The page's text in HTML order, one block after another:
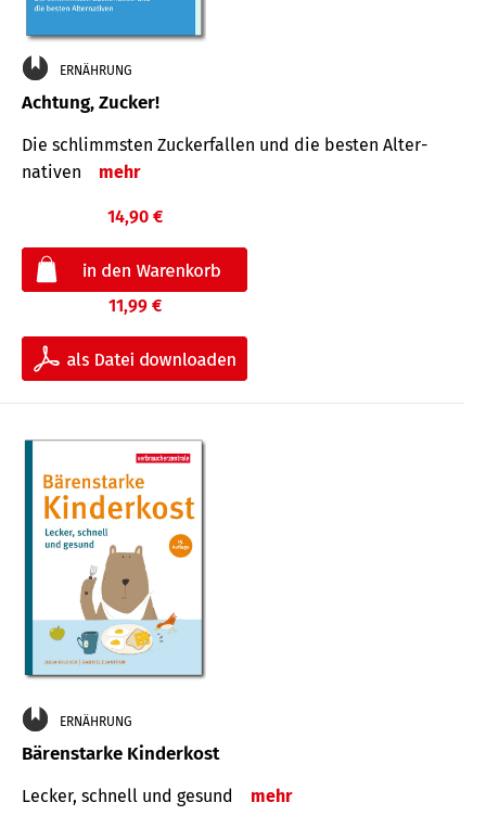
ERNÄHRUNG
Achtung, Zucker!
Die schlimmsten Zucker­fallen und die besten Alter­
nativen
mehr
14,90 €
11,99 €
ERNÄHRUNG
Bärenstarke Kinderkost
Lecker, schnell und gesund mehr